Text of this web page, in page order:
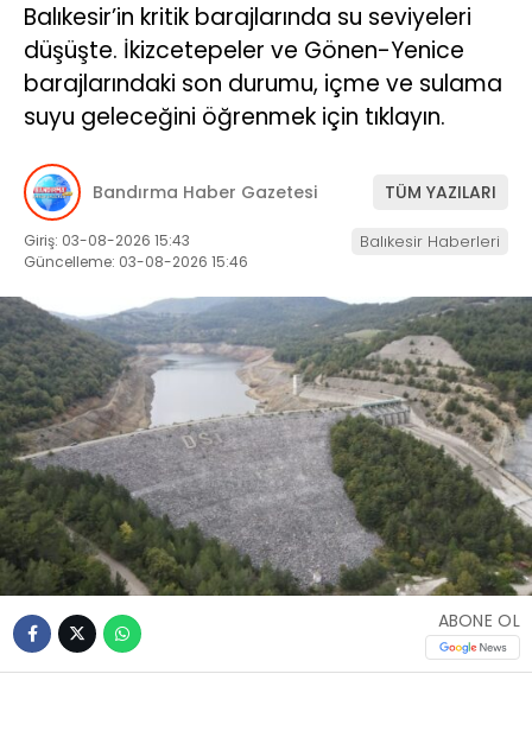
Balıkesir’in kritik barajlarında su seviyeleri
düşüşte. İkizcetepeler ve Gönen-Yenice
barajlarındaki son durumu, içme ve sulama
suyu geleceğini öğrenmek için tıklayın.
Bandırma Haber Gazetesi TÜM YAZILARI
Giriş: 03-08-2026 15:43
Güncelleme: 03-08-2026 15:46
Balıkesir Haberleri
ABONE OL